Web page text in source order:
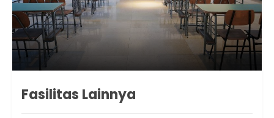
Fasilitas Lainnya